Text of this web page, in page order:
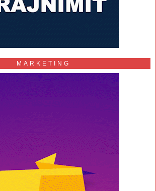
MARKETING